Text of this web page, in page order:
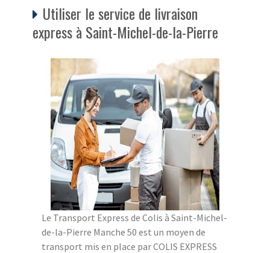
Utiliser le service de livraison
express à Saint-Michel-de-la-Pierre
Le Transport Express de Colis à Saint-Michel-
de-la-Pierre Manche 50 est un moyen de
transport mis en place par COLIS EXPRESS